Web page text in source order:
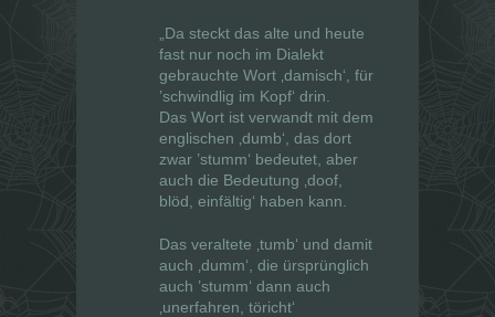
„Da steckt das alte und heute
fast nur noch im Dialekt
gebrauchte Wort ‚damisch‘, für
’schwindlig im Kopf‘ drin.
Das Wort ist verwandt mit dem
englischen ‚dumb‘, das dort
zwar ’stumm‘ bedeutet, aber
auch die Bedeutung ‚doof,
blöd, einfältig‘ haben kann.
Das veraltete ‚tumb‘ und damit
auch ‚dumm‘, die ürsprünglich
auch ’stumm‘ dann auch
‚unerfahren, töricht‘